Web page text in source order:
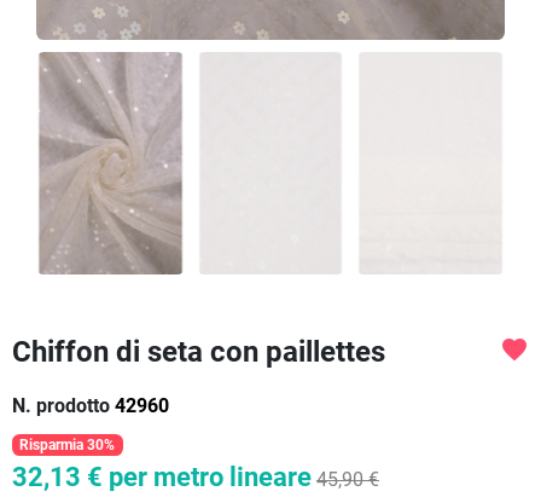
Chiffon di seta con paillettes
N. prodotto 42960
favorite
Risparmia 30%
32,13 € per metro lineare 45,90 €